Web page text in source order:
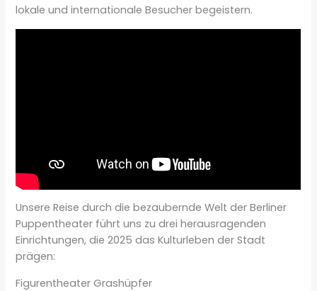
lokale und internationale Besucher begeistern.
Unsere Reise durch die bezaubernde Welt der Berliner
Puppentheater führt uns zu drei herausragenden
Einrichtungen, die 2025 das Kulturleben der Stadt
prägen:
Figurentheater Grashüpfer